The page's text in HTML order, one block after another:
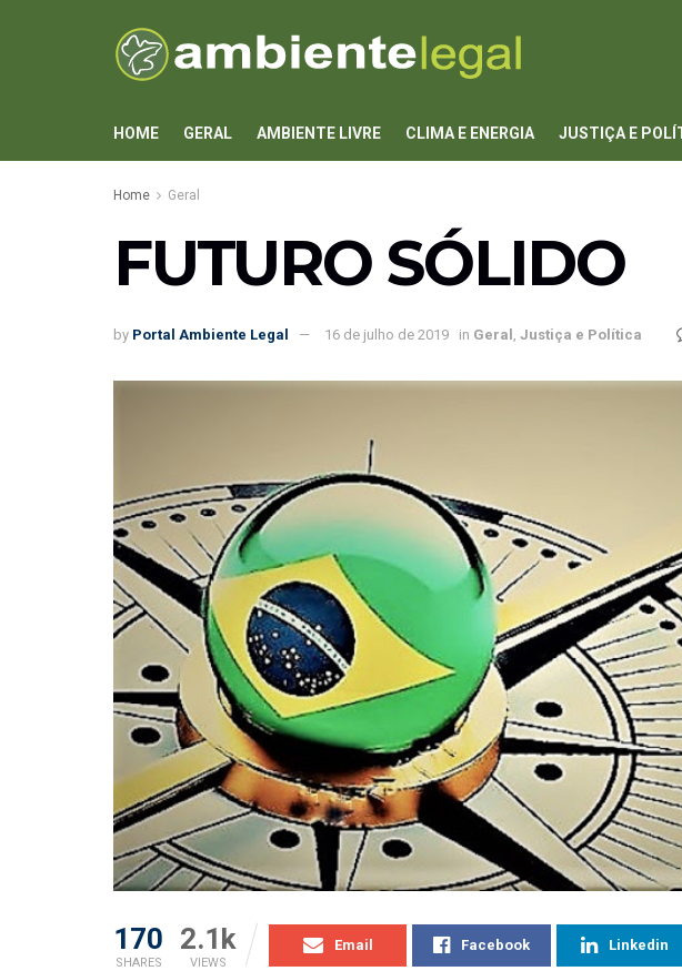
HOME GERAL AMBIENTE LIVRE CLIMA E ENERGIA JUSTIÇA E
Home Geral
FUTURO SÓLIDO
by Portal Ambiente Legal 16 de julho de 2019 in Geral , Justiça e Política
170
SHARES
2.1k
VIEWS
Email Facebook Linkedin